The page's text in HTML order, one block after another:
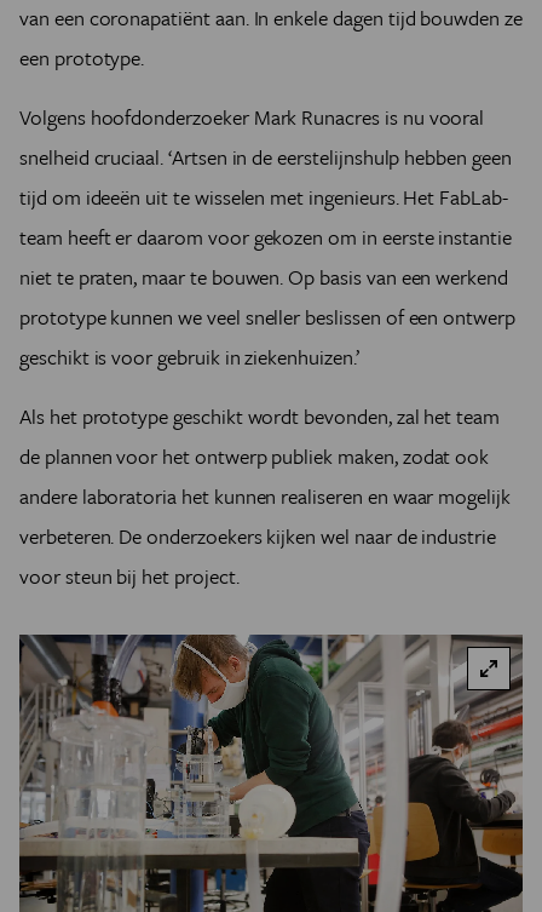
van een coronapatiënt aan. In enkele dagen tijd bouwden ze
een prototype.
Volgens hoofdonderzoeker Mark Runacres is nu vooral
snelheid cruciaal. ‘Artsen in de eerstelijnshulp hebben geen
tijd om ideeën uit te wisselen met ingenieurs. Het FabLab-
team heeft er daarom voor gekozen om in eerste instantie
niet te praten, maar te bouwen. Op basis van een werkend
prototype kunnen we veel sneller beslissen of een ontwerp
geschikt is voor gebruik in ziekenhuizen.’
Als het prototype geschikt wordt bevonden, zal het team
de plannen voor het ontwerp publiek maken, zodat ook
andere laboratoria het kunnen realiseren en waar mogelijk
verbeteren. De onderzoekers kijken wel naar de industrie
voor steun bij het project.